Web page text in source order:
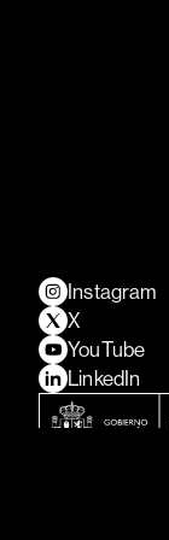
Instagram
X
YouTube
LinkedIn